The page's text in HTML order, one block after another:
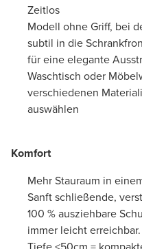
Zeitlos
Modell ohne Griff, bei
subtil in die
für eine elegante
Waschtisch oder
verschiedenen
auswählen
Komfort
Mehr Stauraum in
Sanft schließende,
100 % ausziehbare
immer leicht erreichbar.